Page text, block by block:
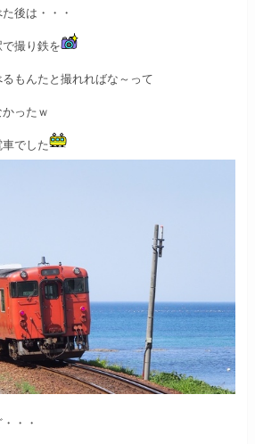
後は・・・
撮り鉄を
もんたと撮れればな～って
ったｗ
車でした
・・